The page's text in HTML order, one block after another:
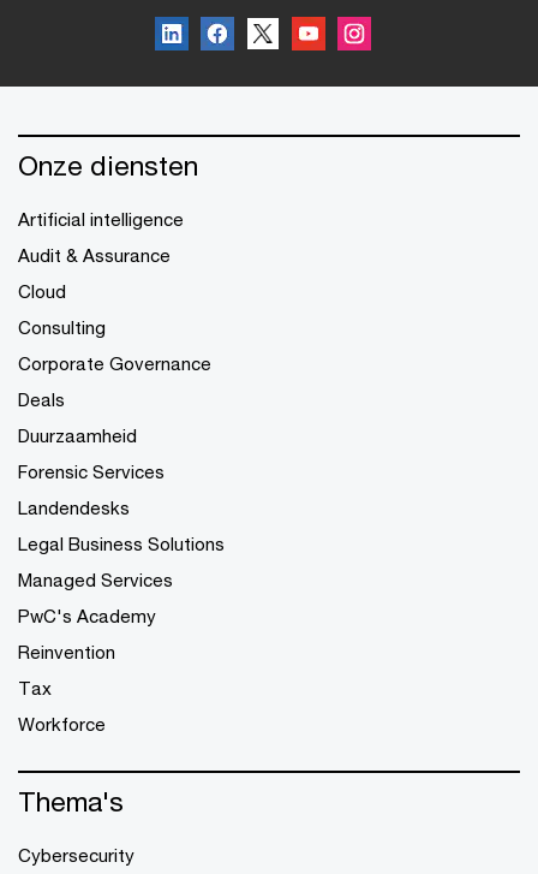
Onze diensten
Artificial intelligence
Audit & Assurance
Cloud
Consulting
Corporate Governance
Deals
Duurzaamheid
Forensic Services
Landendesks
Legal Business Solutions
Managed Services
PwC's Academy
Reinvention
Tax
Workforce
Thema's
Cybersecurity